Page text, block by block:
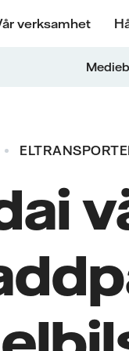
verksamhet